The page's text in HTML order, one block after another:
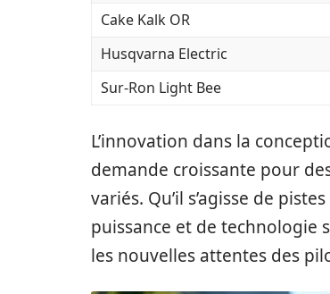
Cake Kalk OR
Husqvarna Electric
Sur-Ron Light Bee
L’innovation dans la
demande croissante pour
variés. Qu’il s’agisse de
puissance et de technologie
les nouvelles attentes des